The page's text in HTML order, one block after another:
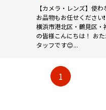
【カメラ・レンズ】使
お品物もお任せください❗️
横浜市港北区・鶴見区
の皆様こんにちは！ お
タッフです😊...
1